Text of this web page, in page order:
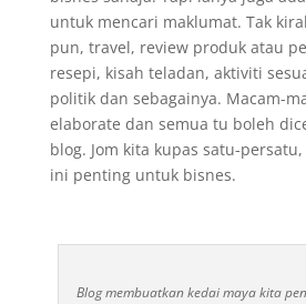
untuk mencari maklumat. Tak
pun, travel, review produk atau
resepi, kisah teladan, aktiviti
politik dan sebagainya. Macam-
elaborate dan semua tu boleh
blog. Jom kita kupas satu-
ini penting untuk bisnes.
Blog membuatkan kedai maya kita